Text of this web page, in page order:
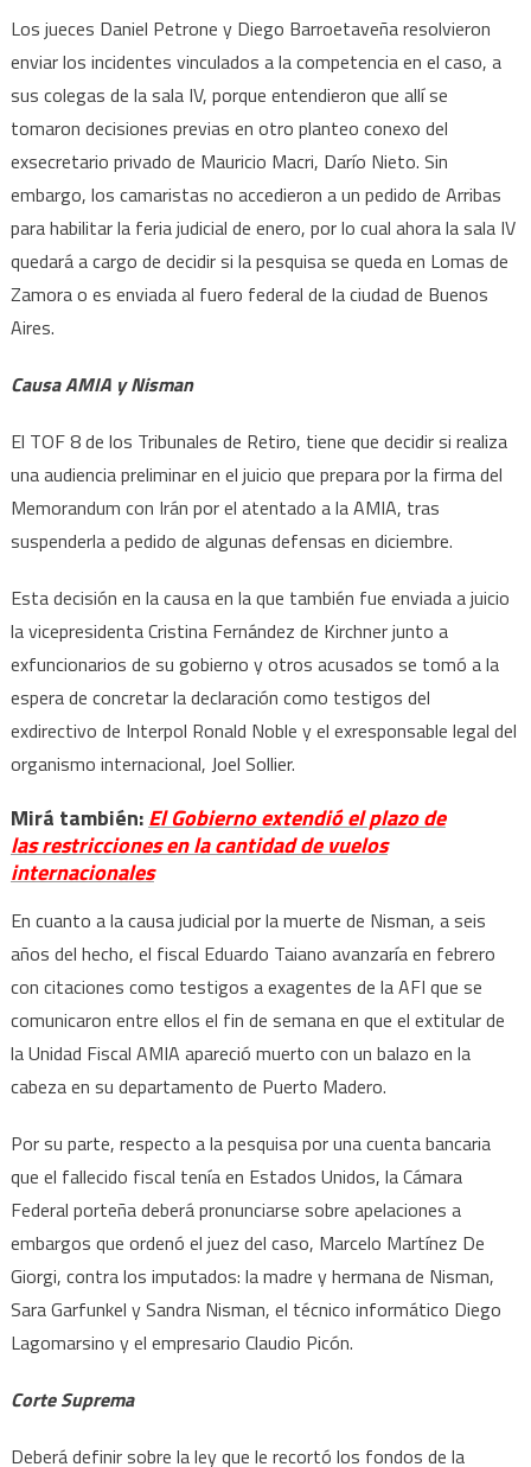
Los jueces Daniel Petrone y Diego Barroetaveña resolvieron
enviar los incidentes vinculados a la competencia en el caso, a
sus colegas de la sala IV, porque entendieron que allí se
tomaron decisiones previas en otro planteo conexo del
exsecretario privado de Mauricio Macri, Darío Nieto. Sin
embargo, los camaristas no accedieron a un pedido de Arribas
para habilitar la feria judicial de enero, por lo cual ahora la sala IV
quedará a cargo de decidir si la pesquisa se queda en Lomas de
Zamora o es enviada al fuero federal de la ciudad de Buenos
Aires.
Causa AMIA y Nisman
El TOF 8 de los Tribunales de Retiro, tiene que decidir si realiza
una audiencia preliminar en el juicio que prepara por la firma del
Memorandum con Irán por el atentado a la AMIA, tras
suspenderla a pedido de algunas defensas en diciembre.
Esta decisión en la causa en la que también fue enviada a juicio
la vicepresidenta Cristina Fernández de Kirchner junto a
exfuncionarios de su gobierno y otros acusados se tomó a la
espera de concretar la declaración como testigos del
exdirectivo de Interpol Ronald Noble y el exresponsable legal del
organismo internacional, Joel Sollier.
Mirá también:El Gobierno extendió el plazo de
las restricciones en la cantidad de vuelos
internacionales
En cuanto a la causa judicial por la muerte de Nisman, a seis
años del hecho, el fiscal Eduardo Taiano avanzaría en febrero
con citaciones como testigos a exagentes de la AFI que se
comunicaron entre ellos el fin de semana en que el extitular de
la Unidad Fiscal AMIA apareció muerto con un balazo en la
cabeza en su departamento de Puerto Madero.
Por su parte, respecto a la pesquisa por una cuenta bancaria
que el fallecido fiscal tenía en Estados Unidos, la Cámara
Federal porteña deberá pronunciarse sobre apelaciones a
embargos que ordenó el juez del caso, Marcelo Martínez De
Giorgi, contra los imputados: la madre y hermana de Nisman,
Sara Garfunkel y Sandra Nisman, el técnico informático Diego
Lagomarsino y el empresario Claudio Picón.
Corte Suprema
Deberá definir sobre la ley que le recortó los fondos de la